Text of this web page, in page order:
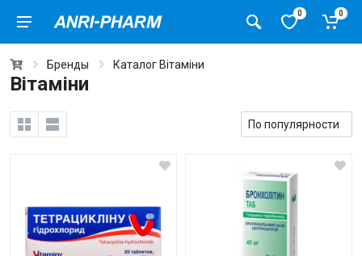
0 0
Бренды Каталог Вітаміни
Вітаміни